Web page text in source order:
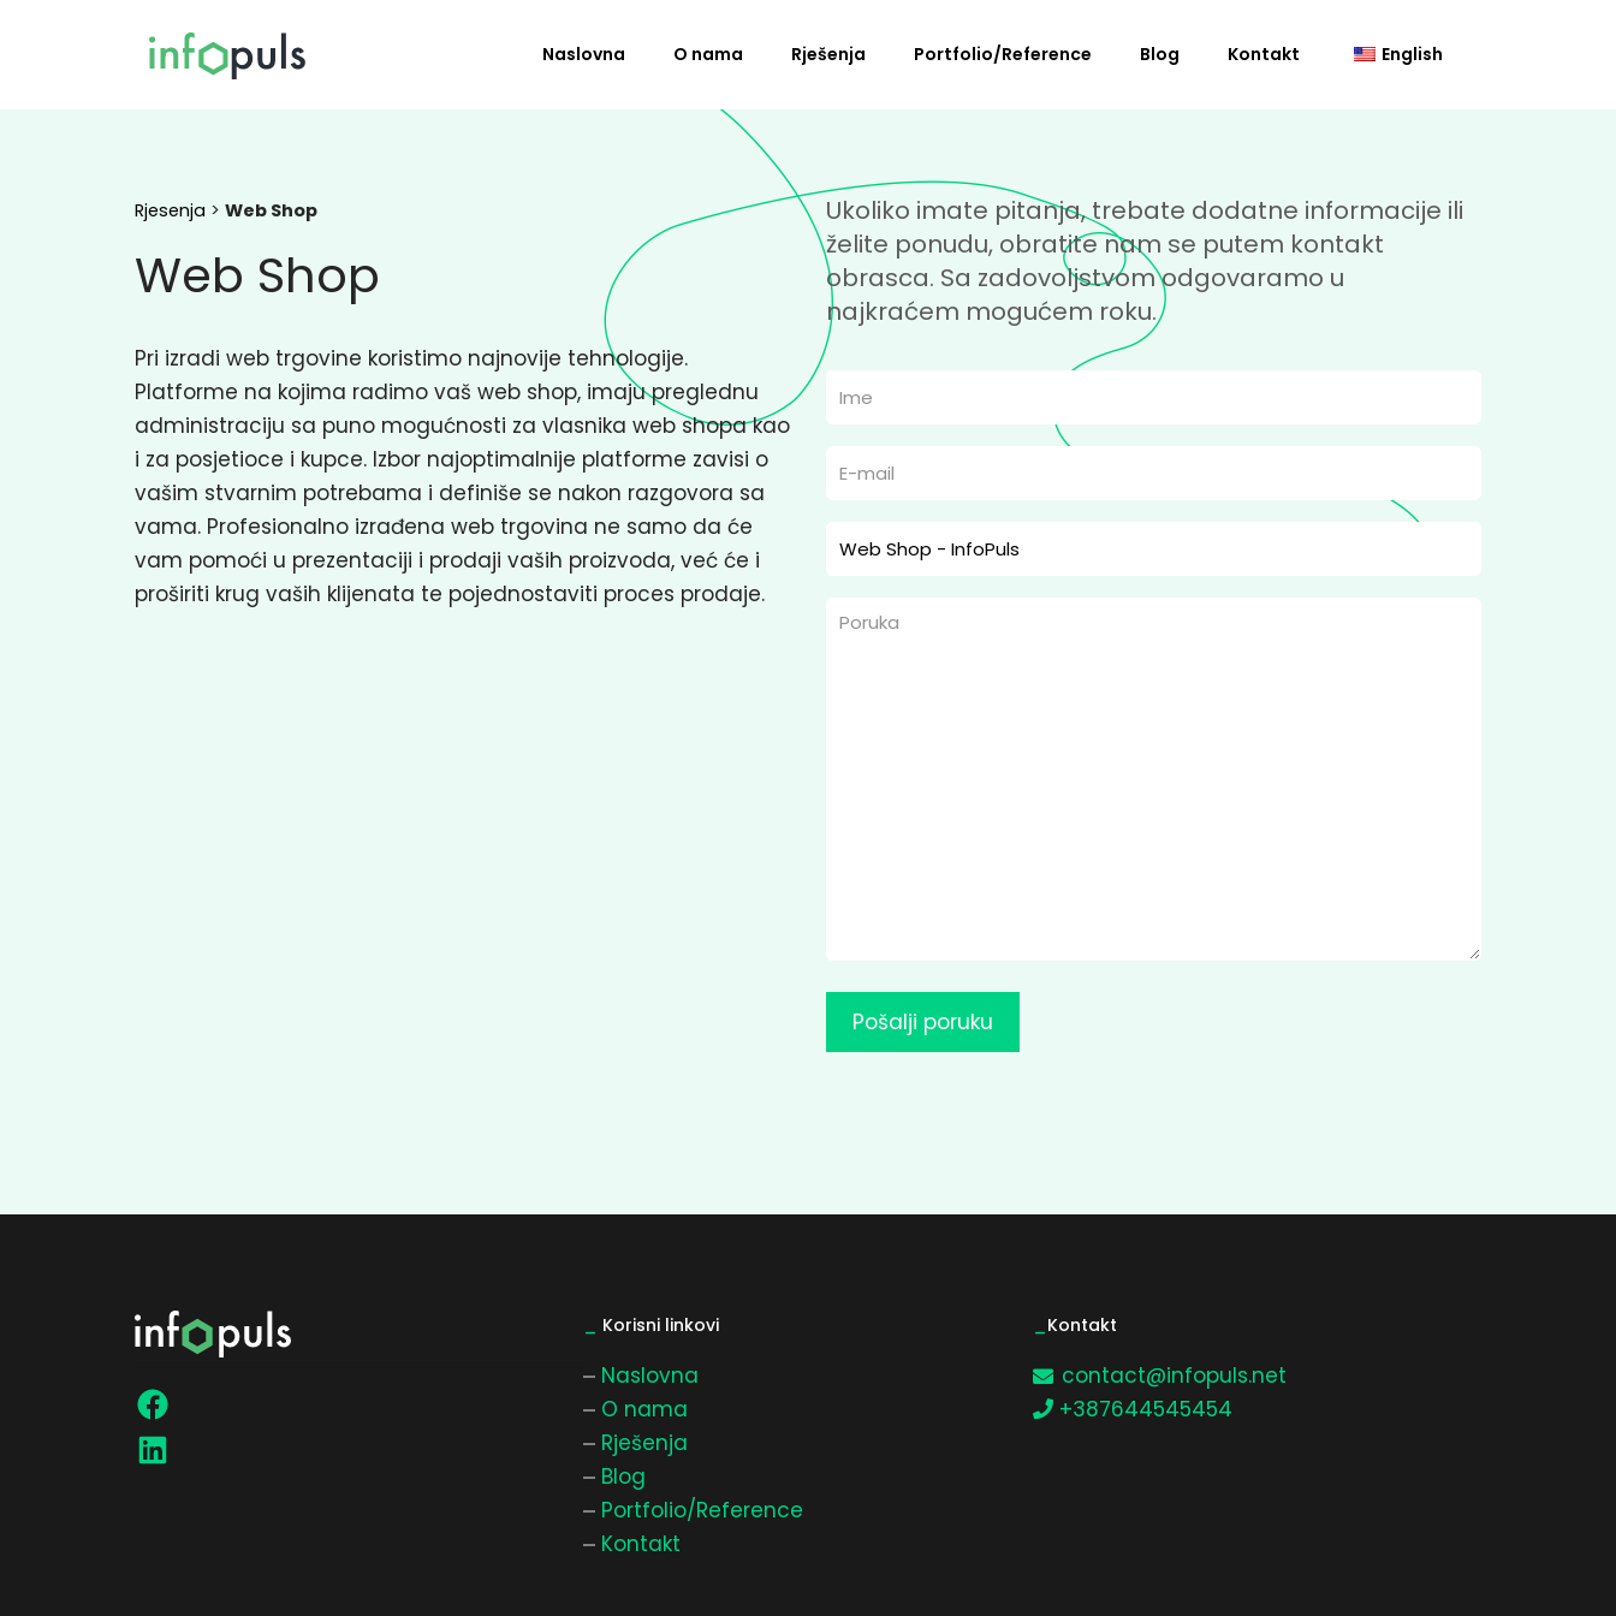
Naslovna O nama Rješenja Portfolio/Reference Blog Kontakt English
Rjesenja > Web Shop
Web Shop
Pri izradi web trgovine koristimo najnovije tehnologije.
Platforme na kojima radimo vaš web shop, imaju preglednu
administraciju sa puno mogućnosti za vlasnika web shopa kao
i za posjetioce i kupce. Izbor najoptimalnije platforme zavisi o
vašim stvarnim potrebama i definiše se nakon razgovora sa
vama. Profesionalno izrađena web trgovina ne samo da će
vam pomoći u prezentaciji i prodaji vaših proizvoda, već će i
proširiti krug vaših klijenata te pojednostaviti proces prodaje.
Ukoliko imate pitanja, trebate dodatne informacije ili
želite ponudu, obratite nam se putem kontakt
obrasca. Sa zadovoljstvom odgovaramo u
najkraćem mogućem roku.
Korisni linkovi
Naslovna
O nama
Rješenja
Blog
Portfolio/Reference
Kontakt
Kontakt
contact@infopuls.net
+387644545454